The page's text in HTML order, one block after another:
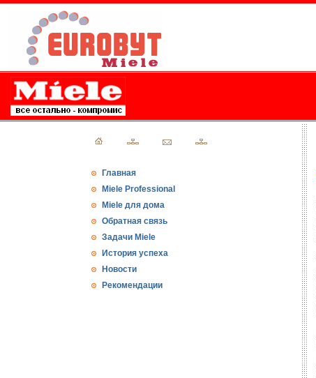
Главная
Miele Professional
Miele для дома
Обратная связь
Задачи Miele
История успеха
Новости
Рекомендации